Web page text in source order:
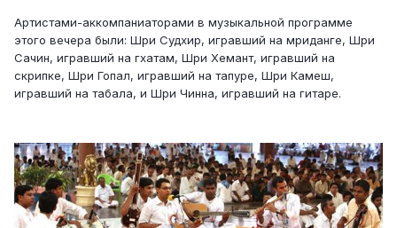
Артистами-аккомпаниаторами в музыкальной программе
этого вечера были: Шри Судхир, игравший на мриданге, Шри
Сачин, игравший на гхатам, Шри Хемант, игравший на
скрипке, Шри Гопал, игравший на тапуре, Шри Камеш,
игравший на табала, и Шри Чинна, игравший на гитаре.